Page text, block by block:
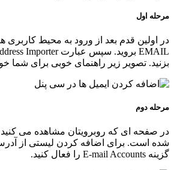
مرحله اول
در اولین قدم بعد از ورود به محیط
بزنید. تصویر زیر راهنمای خوبی برای شما
مرحله دوم
گزینه E-mail Accounts را فعال کنید.